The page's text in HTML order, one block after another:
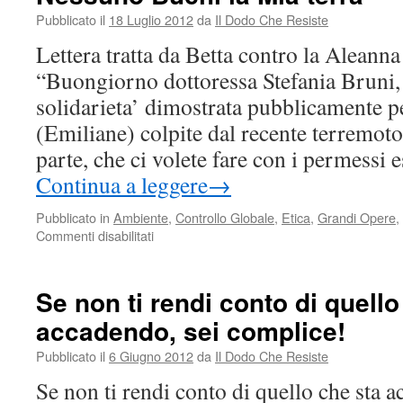
Pubblicato il 18 Luglio 2012da Il Dodo Che Resiste
Lettera tratta da Betta contro la
“Buongiorno dottoressa Stefania
solidarieta’ dimostrata pubblicamente
(Emiliane) colpite dal recente
parte, che ci volete fare con i
Continua a leggere→
Pubblicato in Ambiente, Controllo Globale, Etica, Grandi Opere,
Commenti disabilitatisu
Mia
terra
Se non ti rendi conto di
accadendo, sei complice!
Pubblicato il 6 Giugno 2012da Il Dodo Che Resiste
Se non ti rendi conto di quello che sta